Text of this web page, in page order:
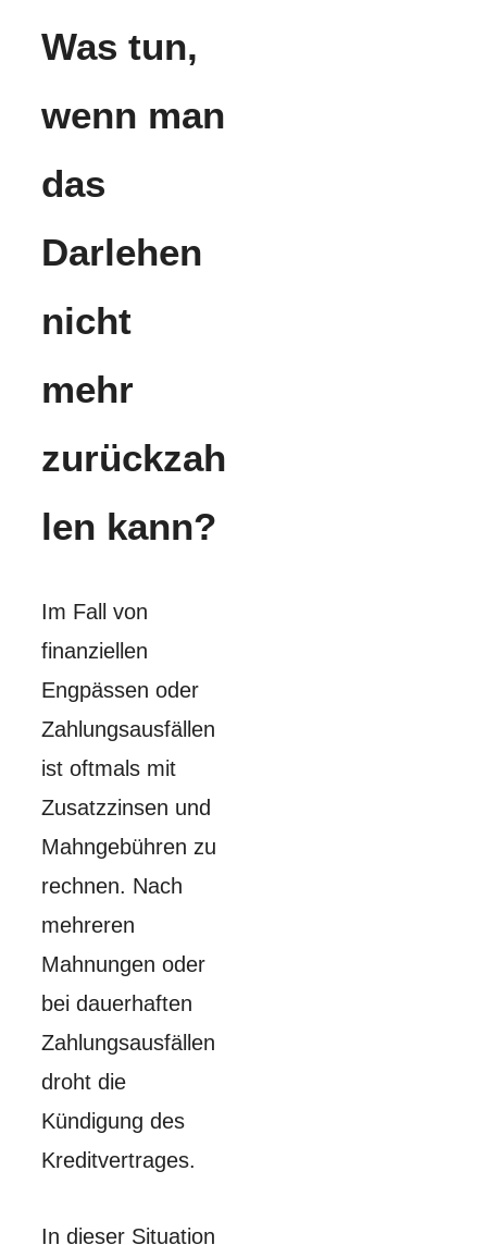
Was tun,
wenn man
das
Darlehen
nicht
mehr
zurückzah
len kann?
Im Fall von
finanziellen
Engpässen oder
Zahlungsausfällen
ist oftmals mit
Zusatzzinsen und
Mahngebühren zu
rechnen. Nach
mehreren
Mahnungen oder
bei dauerhaften
Zahlungsausfällen
droht die
Kündigung des
Kreditvertrages.
In dieser Situation